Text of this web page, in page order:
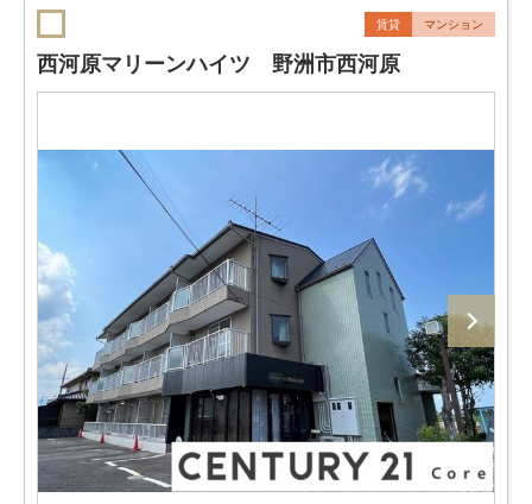
賃貸 マンション
西河原マリーンハイツ 野洲市西河原